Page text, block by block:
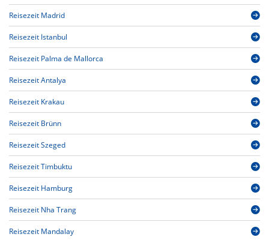
Reisezeit Madrid
Reisezeit Istanbul
Reisezeit Palma de Mallorca
Reisezeit Antalya
Reisezeit Krakau
Reisezeit Brünn
Reisezeit Szeged
Reisezeit Timbuktu
Reisezeit Hamburg
Reisezeit Nha Trang
Reisezeit Mandalay